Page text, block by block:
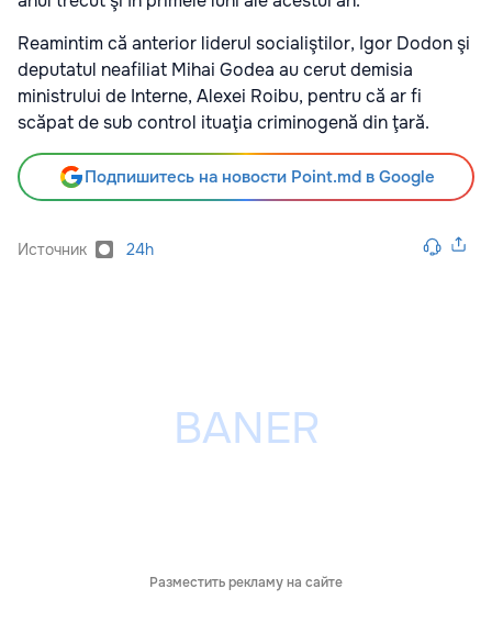
Reamintim că anterior liderul socialiştilor, Igor Dodon şi
deputatul neafiliat Mihai Godea au cerut demisia
ministrului de Interne, Alexei Roibu, pentru că ar fi
scăpat de sub control ituaţia criminogenă din ţară.
Подпишитесь на новости Point.md в Google
Источник 24h
Разместить рекламу на сайте